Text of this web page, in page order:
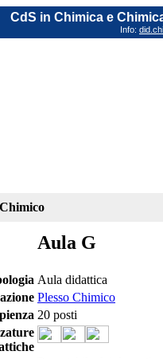
CdS in Chimica e
Info:
Aula G
Aula didattica
Plesso Chimico
20 posti